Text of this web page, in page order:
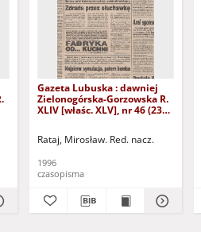
Gazeta Lubuska : dawniej
Zielonogórska-Gorzowska R.
XLIV [właśc. XLV], nr 46 (23
Rataj, Mirosław. Red. nacz.
1996
czasopisma